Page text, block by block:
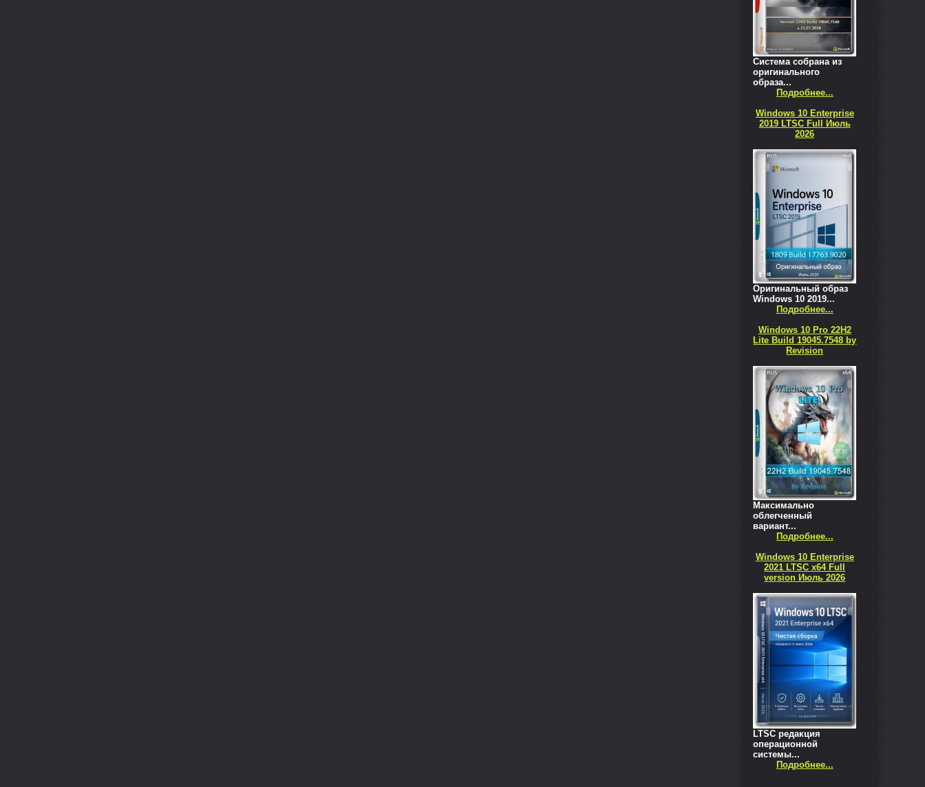
Система собрана из
оригинального
образа...
Подробнее...
Windows 10 Enterprise
2019 LTSC Full Июль
2026
Оригинальный образ
Windows 10 2019...
Подробнее...
Windows 10 Pro 22H2
Lite Build 19045.7548 by
Revision
Максимально
облегченный
вариант...
Подробнее...
Windows 10 Enterprise
2021 LTSC x64 Full
version Июль 2026
LTSC редакция
операционной
системы...
Подробнее...